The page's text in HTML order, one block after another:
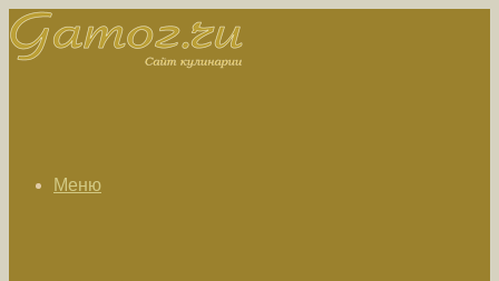
Меню